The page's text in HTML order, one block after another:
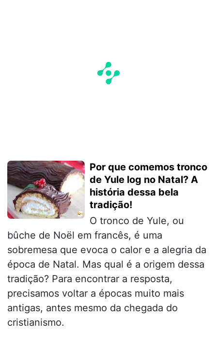
Por que comemos tronco
de Yule log no Natal? A
história dessa bela
tradição!
O tronco de Yule, ou
bûche de Noël em francês, é uma
sobremesa que evoca o calor e a alegria da
época de Natal. Mas qual é a origem dessa
tradição? Para encontrar a resposta,
precisamos voltar a épocas muito mais
antigas, antes mesmo da chegada do
cristianismo.